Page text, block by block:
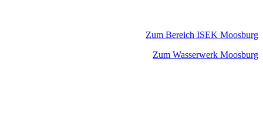
Zum Bereich ISEK Moosburg
Zum Wasserwerk Moosburg